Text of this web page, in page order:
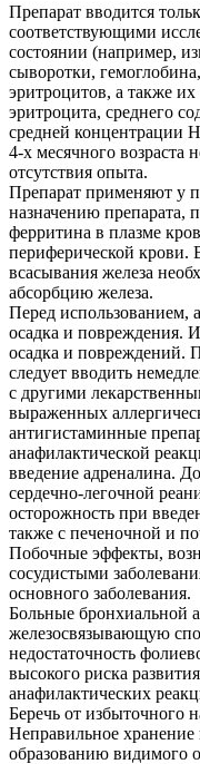
Препарат вводится
соответствующими
состоянии (например,
сыворотки,
эритроцитов, а также
эритроцита, среднего
средней концентрации
4-х месячного возраста
отсутствия опыта.
Препарат применяют у
назначению препарата,
ферритина в плазме
периферической крови.
всасывания железа
абсорбцию железа.
Перед использованием,
осадка и повреждения.
осадка и повреждений.
следует вводить
с другими
выраженных
антигистаминные
анафилактической
введение адреналина.
сердечно-легочной
осторожность при
также с печеночной и
Побочные эффекты,
сосудистыми
основного заболевания.
Больные бронхиальной
железосвязывающую
недостаточность
высокого риска
анафилактических
Беречь от избыточного
Неправильное хранение
образованию видимого